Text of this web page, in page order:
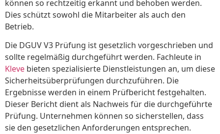
können so rechtzeitig erkannt und behoben werden.
Dies schützt sowohl die Mitarbeiter als auch den
Betrieb.
Die DGUV V3 Prüfung ist gesetzlich vorgeschrieben und
sollte regelmäßig durchgeführt werden. Fachleute in
Kleve bieten spezialisierte Dienstleistungen an, um diese
Sicherheitsüberprüfungen durchzuführen. Die
Ergebnisse werden in einem Prüfbericht festgehalten.
Dieser Bericht dient als Nachweis für die durchgeführte
Prüfung. Unternehmen können so sicherstellen, dass
sie den gesetzlichen Anforderungen entsprechen.